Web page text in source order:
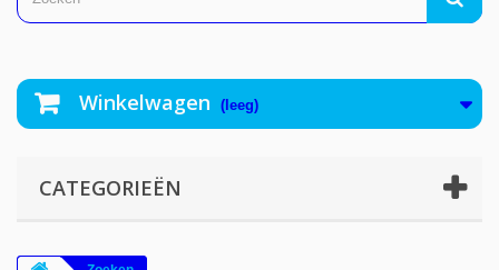
Winkelwagen (leeg)
CATEGORIEËN